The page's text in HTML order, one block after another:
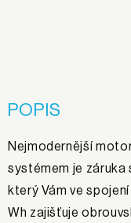
POPIS
Nejmodernější
systémem je záruka
který Vám ve
Wh zajišťuje